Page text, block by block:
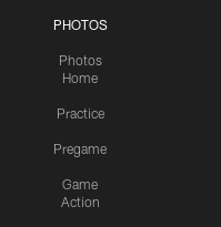
PHOTOS
Photos
Home
Practice
Pregame
Game
Action